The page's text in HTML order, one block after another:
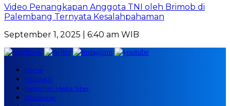
Video Penangkapan Anggota TNI oleh Brimob di
Palembang Ternyata Kesalahpahaman
September 1, 2025 | 6:40 am WIB
Home
REDAKSI
Pedoman Media Siber
Disclaimer